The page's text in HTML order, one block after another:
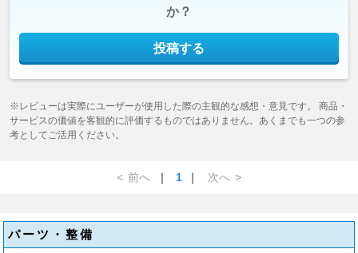
か？
投稿する
※レビューは実際にユーザーが使用した際の主観的な感想・意見です。 商品・
サービスの価値を客観的に評価するものではありません。あくまでも一つの参
考としてご活用ください。
< 前へ ｜ 1 ｜ 次へ >
パーツ・整備